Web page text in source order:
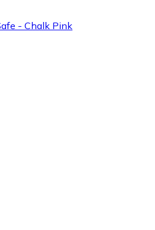
- Chalk Pink